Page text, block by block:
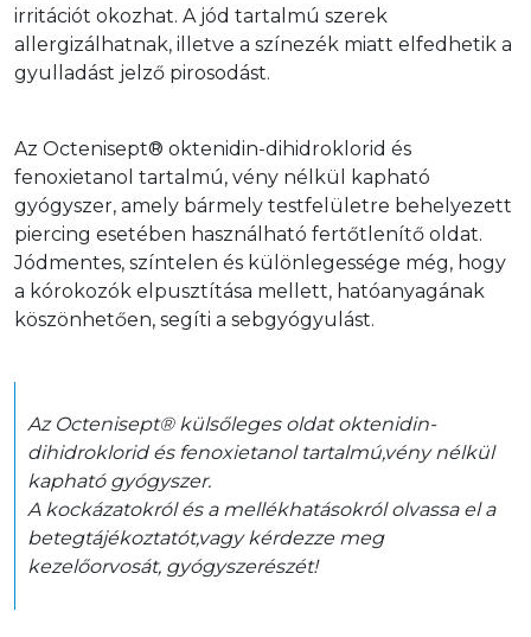
irritációt okozhat. A jód tartalmú szerek
allergizálhatnak, illetve a színezék miatt elfedhetik a
gyulladást jelző pirosodást.
Az Octenisept® oktenidin-dihidroklorid és
fenoxietanol tartalmú, vény nélkül kapható
gyógyszer, amely bármely testfelületre behelyezett
piercing esetében használható fertőtlenítő oldat.
Jódmentes, színtelen és különlegessége még, hogy
a kórokozók elpusztítása mellett, hatóanyagának
köszönhetően, segíti a sebgyógyulást.
Az Octenisept® külsőleges oldat oktenidin-
dihidroklorid és fenoxietanol tartalmú,vény nélkül
kapható gyógyszer.
A kockázatokról és a mellékhatásokról olvassa el a
betegtájékoztatót,vagy kérdezze meg
kezelőorvosát, gyógyszerészét!